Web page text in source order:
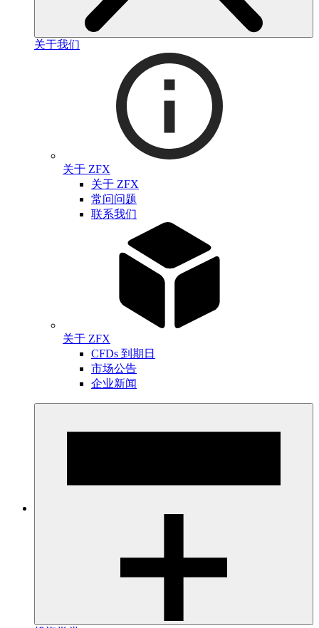
关于我们
关于 ZFX
关于 ZFX
常问问题
联系我们
关于 ZFX
CFDs 到期日
市场公告
企业新闻